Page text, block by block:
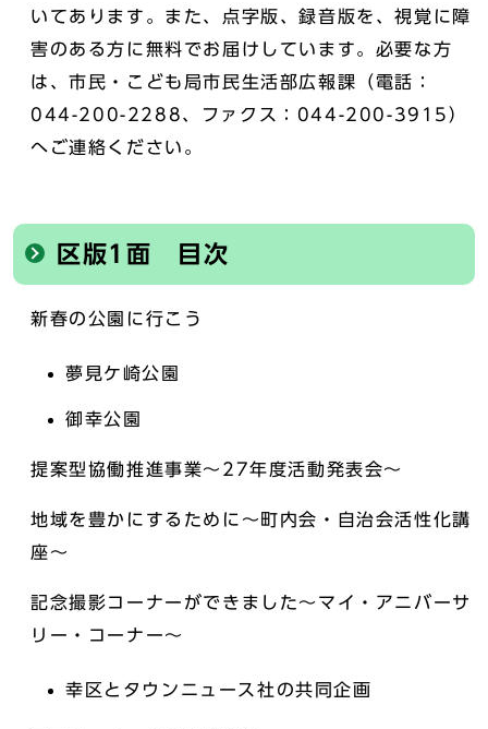
いてあります。また、点字版、録音版を、視覚に障
害のある方に無料でお届けしています。必要な方
は、市民・こども局市民生活部広報課（電話：
044-200-2288、ファクス：044-200-3915）
へご連絡ください。
区版1面 目次
新春の公園に行こう
夢見ケ崎公園
御幸公園
提案型協働推進事業～27年度活動発表会～
地域を豊かにするために～町内会・自治会活性化講
座～
記念撮影コーナーができました～マイ・アニバーサ
リー・コーナー～
幸区とタウンニュース社の共同企画